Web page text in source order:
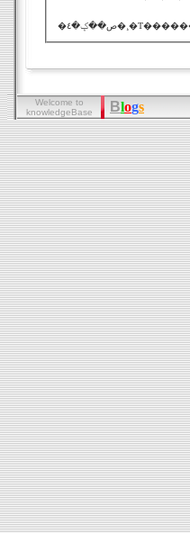
Welcome to
knowledgeBase
Blogs